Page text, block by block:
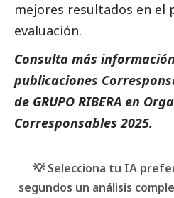
mejores resultados en el
evaluación.
Consulta más
publicaciones
de GRUPO RIBERA en
Corresponsables 2025.
💡 Selecciona tu IA
segundos un análisis